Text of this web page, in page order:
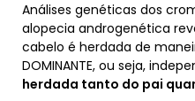
Análises genéticas dos
alopecia androgenética
cabelo é herdada de
DOMINANTE, ou seja,
herdada tanto do pai